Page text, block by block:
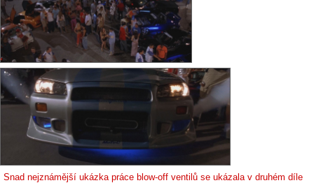
Snad nejznámější ukázka práce blow-off ventilů se ukázala v druhém díle